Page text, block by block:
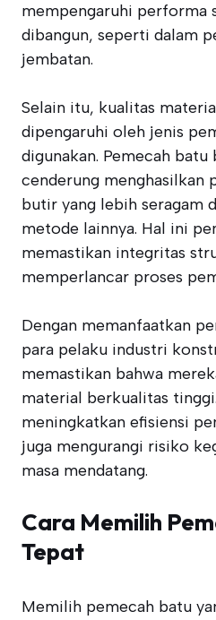
mempengaruhi performa
dibangun, seperti dalam
jembatan.
Selain itu, kualitas
dipengaruhi oleh jenis
digunakan. Pemecah
cenderung menghasilkan
butir yang lebih seragam
metode lainnya. Hal ini
memastikan integritas
memperlancar proses
Dengan memanfaatkan
para pelaku industri
memastikan bahwa
material berkualitas
meningkatkan efisiensi
juga mengurangi risiko
masa mendatang.
Cara Memilih
Tepat
Memilih pemecah batu